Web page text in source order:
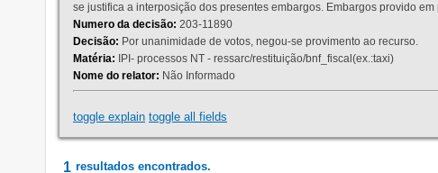
se justifica a interposição dos presentes embargos. Embargos provido em
Numero da decisão: 203-11890
Decisão: Por unanimidade de votos, negou-se provimento ao recurso.
Matéria: IPI- processos NT - ressarc/restituição/bnf_fiscal(ex.:taxi)
Nome do relator: Não Informado
toggle explain toggle all fields
1 resultados encontrados.